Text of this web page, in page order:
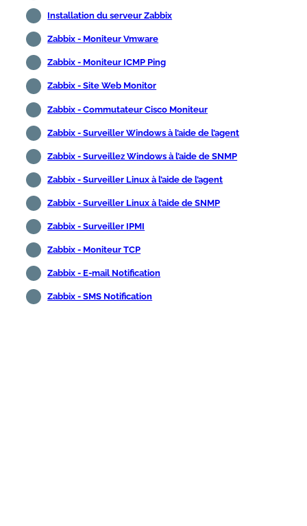
Installation du serveur Zabbix
Zabbix - Moniteur Vmware
Zabbix - Moniteur ICMP Ping
Zabbix - Site Web Monitor
Zabbix - Commutateur Cisco Moniteur
Zabbix - Surveiller Windows à l’aide de l’agent
Zabbix - Surveillez Windows à l’aide de SNMP
Zabbix - Surveiller Linux à l’aide de l’agent
Zabbix - Surveiller Linux à l’aide de SNMP
Zabbix - Surveiller IPMI
Zabbix - Moniteur TCP
Zabbix - E-mail Notification
Zabbix - SMS Notification